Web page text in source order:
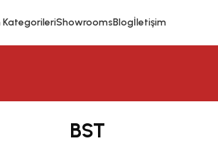
KategorileriShowroomsBlogİletişim
BST